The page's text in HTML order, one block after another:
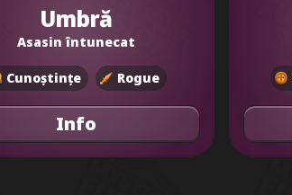
Umbră
Asasin întunecat
Cunoștințe Rogue
Info